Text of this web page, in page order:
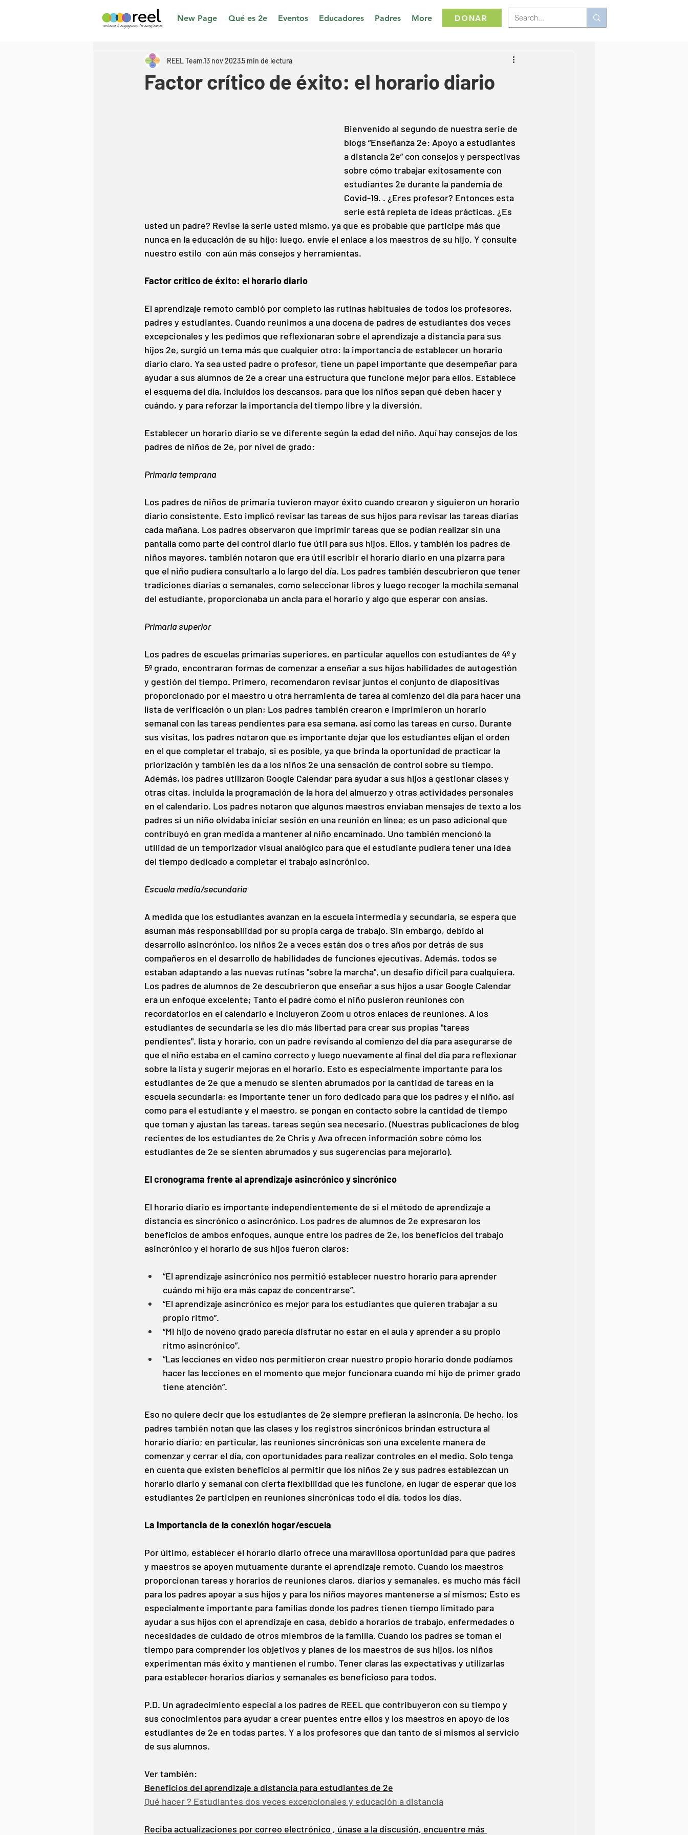
New Page Qué es 2e Eventos Educadores Padres More DONAR
Factor crítico de éxito: el horario diario
REEL Team13 nov 20235 min de lectura
Bienvenido al segundo de nuestra serie de
blogs “Enseñanza 2e: Apoyo a estudiantes
a distancia 2e” con consejos y perspectivas
sobre cómo trabajar exitosamente con
estudiantes 2e durante la pandemia de
Covid-19. . ¿Eres profesor? Entonces esta
serie está repleta de ideas prácticas. ¿Es
usted un padre? Revise la serie usted mismo, ya que es probable que participe más que
nunca en la educación de su hijo; luego, envíe el enlace a los maestros de su hijo. Y consulte
nuestro estilo  con aún más consejos y herramientas.
Factor crítico de éxito: el horario diario
El aprendizaje remoto cambió por completo las rutinas habituales de todos los profesores,
padres y estudiantes. Cuando reunimos a una docena de padres de estudiantes dos veces
excepcionales y les pedimos que reflexionaran sobre el aprendizaje a distancia para sus
hijos 2e, surgió un tema más que cualquier otro: la importancia de establecer un horario
diario claro. Ya sea usted padre o profesor, tiene un papel importante que desempeñar para
ayudar a sus alumnos de 2e a crear una estructura que funcione mejor para ellos. Establece
el esquema del día, incluidos los descansos, para que los niños sepan qué deben hacer y
cuándo, y para reforzar la importancia del tiempo libre y la diversión.
Establecer un horario diario se ve diferente según la edad del niño. Aquí hay consejos de los
padres de niños de 2e, por nivel de grado:
Primaria temprana
Los padres de niños de primaria tuvieron mayor éxito cuando crearon y siguieron un horario
diario consistente. Esto implicó revisar las tareas de sus hijos para revisar las tareas diarias
cada mañana. Los padres observaron que imprimir tareas que se podían realizar sin una
pantalla como parte del control diario fue útil para sus hijos. Ellos, y también los padres de
niños mayores, también notaron que era útil escribir el horario diario en una pizarra para
que el niño pudiera consultarlo a lo largo del día. Los padres también descubrieron que tener
tradiciones diarias o semanales, como seleccionar libros y luego recoger la mochila semanal
del estudiante, proporcionaba un ancla para el horario y algo que esperar con ansias.
Primaria superior
Los padres de escuelas primarias superiores, en particular aquellos con estudiantes de 4º y
5º grado, encontraron formas de comenzar a enseñar a sus hijos habilidades de autogestión
y gestión del tiempo. Primero, recomendaron revisar juntos el conjunto de diapositivas
proporcionado por el maestro u otra herramienta de tarea al comienzo del día para hacer una
lista de verificación o un plan; Los padres también crearon e imprimieron un horario
semanal con las tareas pendientes para esa semana, así como las tareas en curso. Durante
sus visitas, los padres notaron que es importante dejar que los estudiantes elijan el orden
en el que completar el trabajo, si es posible, ya que brinda la oportunidad de practicar la
priorización y también les da a los niños 2e una sensación de control sobre su tiempo.
Además, los padres utilizaron Google Calendar para ayudar a sus hijos a gestionar clases y
otras citas, incluida la programación de la hora del almuerzo y otras actividades personales
en el calendario. Los padres notaron que algunos maestros enviaban mensajes de texto a los
padres si un niño olvidaba iniciar sesión en una reunión en línea; es un paso adicional que
contribuyó en gran medida a mantener al niño encaminado. Uno también mencionó la
utilidad de un temporizador visual analógico para que el estudiante pudiera tener una idea
del tiempo dedicado a completar el trabajo asincrónico.
Escuela media/secundaria
A medida que los estudiantes avanzan en la escuela intermedia y secundaria, se espera que
asuman más responsabilidad por su propia carga de trabajo. Sin embargo, debido al
desarrollo asincrónico, los niños 2e a veces están dos o tres años por detrás de sus
compañeros en el desarrollo de habilidades de funciones ejecutivas. Además, todos se
estaban adaptando a las nuevas rutinas "sobre la marcha", un desafío difícil para cualquiera.
Los padres de alumnos de 2e descubrieron que enseñar a sus hijos a usar Google Calendar
era un enfoque excelente; Tanto el padre como el niño pusieron reuniones con
recordatorios en el calendario e incluyeron Zoom u otros enlaces de reuniones. A los
estudiantes de secundaria se les dio más libertad para crear sus propias "tareas
pendientes". lista y horario, con un padre revisando al comienzo del día para asegurarse de
que el niño estaba en el camino correcto y luego nuevamente al final del día para reflexionar
sobre la lista y sugerir mejoras en el horario. Esto es especialmente importante para los
estudiantes de 2e que a menudo se sienten abrumados por la cantidad de tareas en la
escuela secundaria; es importante tener un foro dedicado para que los padres y el niño, así
como para el estudiante y el maestro, se pongan en contacto sobre la cantidad de tiempo
que toman y ajustan las tareas. tareas según sea necesario. (Nuestras publicaciones de blog
recientes de los estudiantes de 2e Chris y Ava ofrecen información sobre cómo los
estudiantes de 2e se sienten abrumados y sus sugerencias para mejorarlo).
El cronograma frente al aprendizaje asincrónico y sincrónico
El horario diario es importante independientemente de si el método de aprendizaje a
distancia es sincrónico o asincrónico. Los padres de alumnos de 2e expresaron los
beneficios de ambos enfoques, aunque entre los padres de 2e, los beneficios del trabajo
asincrónico y el horario de sus hijos fueron claros:
“El aprendizaje asincrónico nos permitió establecer nuestro horario para aprender
cuándo mi hijo era más capaz de concentrarse”.
“El aprendizaje asincrónico es mejor para los estudiantes que quieren trabajar a su
propio ritmo”.
“Mi hijo de noveno grado parecía disfrutar no estar en el aula y aprender a su propio
ritmo asincrónico”.
“Las lecciones en video nos permitieron crear nuestro propio horario donde podíamos
hacer las lecciones en el momento que mejor funcionara cuando mi hijo de primer grado
tiene atención”.
Eso no quiere decir que los estudiantes de 2e siempre prefieran la asincronía. De hecho, los
padres también notan que las clases y los registros sincrónicos brindan estructura al
horario diario; en particular, las reuniones sincrónicas son una excelente manera de
comenzar y cerrar el día, con oportunidades para realizar controles en el medio. Solo tenga
en cuenta que existen beneficios al permitir que los niños 2e y sus padres establezcan un
horario diario y semanal con cierta flexibilidad que les funcione, en lugar de esperar que los
estudiantes 2e participen en reuniones sincrónicas todo el día, todos los días.
La importancia de la conexión hogar/escuela
Por último, establecer el horario diario ofrece una maravillosa oportunidad para que padres
y maestros se apoyen mutuamente durante el aprendizaje remoto. Cuando los maestros
proporcionan tareas y horarios de reuniones claros, diarios y semanales, es mucho más fácil
para los padres apoyar a sus hijos y para los niños mayores mantenerse a sí mismos; Esto es
especialmente importante para familias donde los padres tienen tiempo limitado para
ayudar a sus hijos con el aprendizaje en casa, debido a horarios de trabajo, enfermedades o
necesidades de cuidado de otros miembros de la familia. Cuando los padres se toman el
tiempo para comprender los objetivos y planes de los maestros de sus hijos, los niños
experimentan más éxito y mantienen el rumbo. Tener claras las expectativas y utilizarlas
para establecer horarios diarios y semanales es beneficioso para todos.
P.D. Un agradecimiento especial a los padres de REEL que contribuyeron con su tiempo y
sus conocimientos para ayudar a crear puentes entre ellos y los maestros en apoyo de los
estudiantes de 2e en todas partes. Y a los profesores que dan tanto de sí mismos al servicio
de sus alumnos.
Ver también:
Beneficios del aprendizaje a distancia para estudiantes de 2e
Qué hacer ? Estudiantes dos veces excepcionales y educación a distancia
Reciba actualizaciones por correo electrónico , únase a la discusión, encuentre más